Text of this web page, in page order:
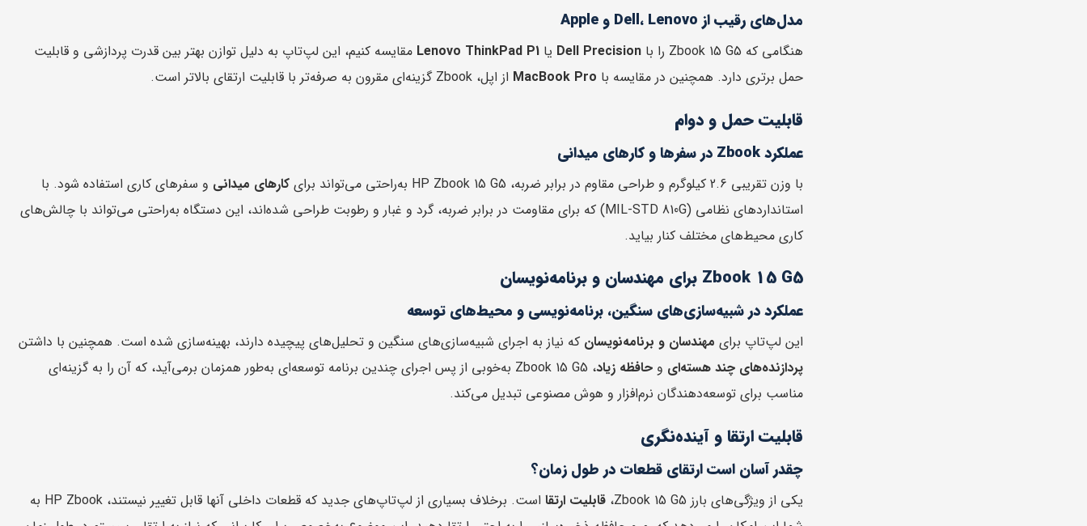
مدل‌های رقیب از Dell، Lenovo و Apple
هنگامی که Zbook 15 G5 را با Dell Precision یا Lenovo ThinkPad P1 مقایسه کنیم، این لپ‌تاپ به دلیل توازن بهتر بین قدرت پردازشی و قابلیت
حمل برتری دارد. همچنین در مقایسه با MacBook Pro از اپل، Zbook گزینه‌ای مقرون به صرفه‌تر با قابلیت ارتقای بالاتر است.
قابلیت حمل و دوام
عملکرد Zbook در سفرها و کارهای میدانی
با وزن تقریبی 2.6 کیلوگرم و طراحی مقاوم در برابر ضربه، HP Zbook 15 G5 به‌راحتی می‌تواند برای کارهای میدانی و سفرهای کاری استفاده شود. با
استانداردهای نظامی (MIL-STD 810G) که برای مقاومت در برابر ضربه، گرد و غبار و رطوبت طراحی شده‌اند، این دستگاه به‌راحتی می‌تواند با چالش‌های
کاری محیط‌های مختلف کنار بیاید.
Zbook 15 G5 برای مهندسان و برنامه‌نویسان
عملکرد در شبیه‌سازی‌های سنگین، برنامه‌نویسی و محیط‌های توسعه
این لپ‌تاپ برای مهندسان و برنامه‌نویسان که نیاز به اجرای شبیه‌سازی‌های سنگین و تحلیل‌های پیچیده دارند، بهینه‌سازی شده است. همچنین با داشتن
پردازنده‌های چند هسته‌ای و حافظه زیاد
، Zbook 15 G5 به‌خوبی از پس اجرای چندین برنامه توسعه‌ای به‌طور همزمان برمی‌آید، که آن را به گزینه‌ای
مناسب برای توسعه‌دهندگان نرم‌افزار و هوش مصنوعی تبدیل می‌کند.
قابلیت ارتقا و آینده‌نگری
چقدر آسان است ارتقای قطعات در طول زمان؟
یکی از ویژگی‌های بارز Zbook 15 G5، قابلیت ارتقا
است. برخلاف بسیاری از لپ‌تاپ‌های جدید که قطعات داخلی آنها قابل تغییر نیستند، HP Zbook به